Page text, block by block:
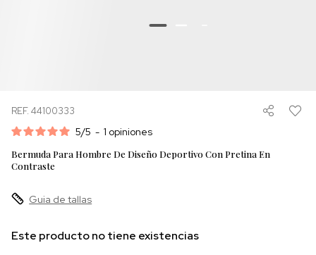
REF. 44100333
5/5 - 1 opiniones
Bermuda Para Hombre De Diseño Deportivo Con Pretina En
Contraste
Guia de tallas
Este producto no tiene existencias